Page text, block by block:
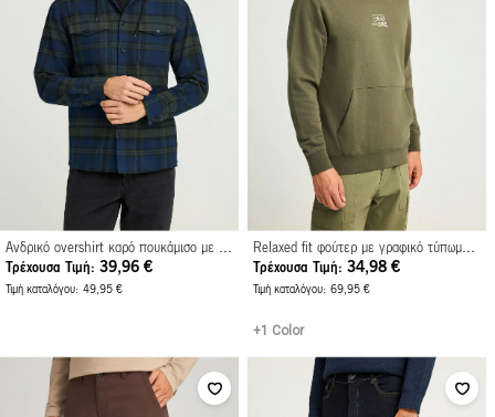
Ανδρικό overshirt καρό πουκάμισο με κουκούλα
Τρέχουσα Τιμή
39,96 €
Τιμή καταλόγου 49,95 €
Relaxed fit φούτερ με γραφικό τύπωμα στην πλάτη
Τρέχουσα Τιμή
34,98 €
Τιμή καταλόγου 69,95 €
+1 Color